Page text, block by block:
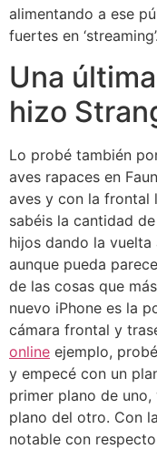
alimentando a ese
fuertes en ‘streaming’.
Una
hizo
Lo probé también
aves rapaces en
aves y con la frontal
sabéis la cantidad
hijos dando la
aunque pueda
de las cosas que
nuevo iPhone es la
cámara frontal y
online ejemplo,
y empecé con un
primer plano de
plano del otro. Con
notable con